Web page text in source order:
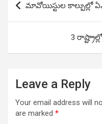
navigation
మావోయిస్టుల కాల్పుల్లో
3
Leave a Reply
Your email address will
are marked *